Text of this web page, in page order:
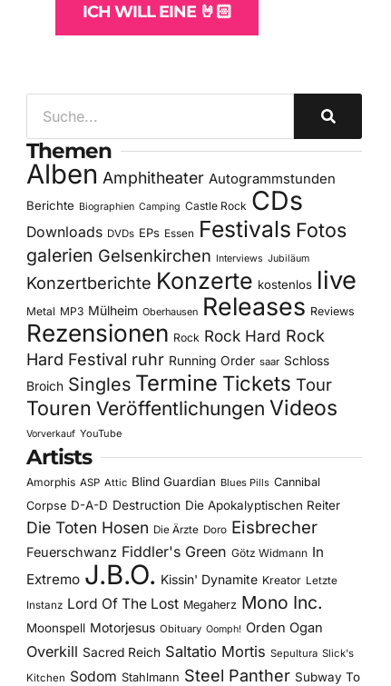
ICH WILL EINE 🤘🏻
Themen
Alben Amphitheater Autogrammstunden
Berichte Biographien Camping Castle Rock CDs
Downloads DVDs EPs Essen Festivals Fotos
galerien Gelsenkirchen Interviews Jubiläum
Konzertberichte Konzerte kostenlos live
Metal MP3 Mülheim Oberhausen Releases Reviews
Rezensionen Rock Rock Hard Rock
Hard Festival ruhr Running Order saar Schloss
Broich Singles Termine Tickets Tour
Touren Veröffentlichungen Videos
Vorverkauf YouTube
Artists
Amorphis ASP Attic Blind Guardian Blues Pills Cannibal
Corpse D-A-D Destruction Die Apokalyptischen Reiter
Die Toten Hosen Die Ärzte Doro Eisbrecher
Feuerschwanz Fiddler's Green Götz Widmann In
Extremo J.B.O. Kissin' Dynamite Kreator Letzte
Instanz Lord Of The Lost Megaherz Mono Inc.
Moonspell Motorjesus Obituary Oomph! Orden Ogan
Overkill Sacred Reich Saltatio Mortis Sepultura Slick's
Kitchen Sodom Stahlmann Steel Panther Subway To